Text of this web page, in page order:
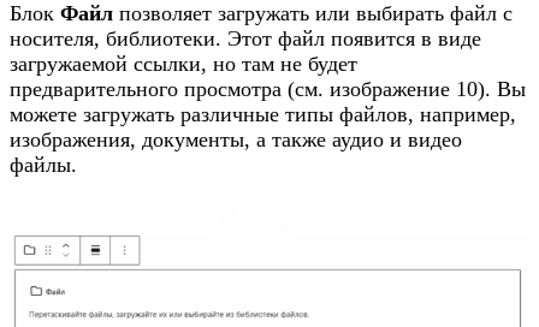
Блок Файл позволяет загружать или выбирать файл с
носителя, библиотеки. Этот файл появится в виде
загружаемой ссылки, но там не будет
предварительного просмотра (см. изображение 10). Вы
можете загружать различные типы файлов, например,
изображения, документы, а также аудио и видео
файлы.